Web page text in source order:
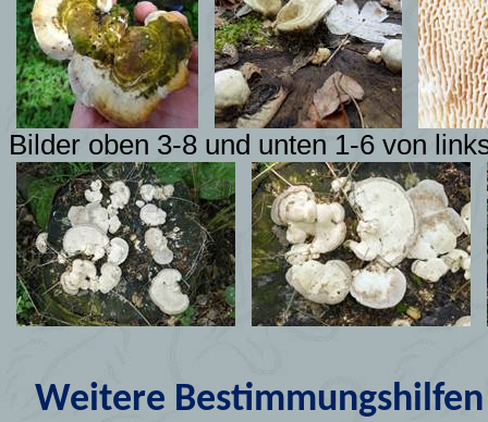
Bilder oben 3-8 und unten 1-6 von
Weitere